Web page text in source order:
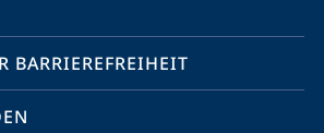
BARRIEREFREIHEIT